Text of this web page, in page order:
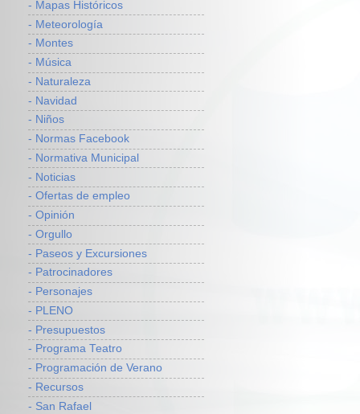
- Mapas Históricos
- Meteorología
- Montes
- Música
- Naturaleza
- Navidad
- Niños
- Normas Facebook
- Normativa Municipal
- Noticias
- Ofertas de empleo
- Opinión
- Orgullo
- Paseos y Excursiones
- Patrocinadores
- Personajes
- PLENO
- Presupuestos
- Programa Teatro
- Programación de Verano
- Recursos
- San Rafael